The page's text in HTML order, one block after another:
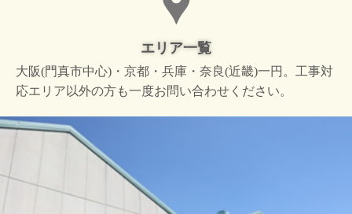
エリア一覧
大阪(門真市中心)・京都・兵庫・奈良(近畿)一円。工事対
応エリア以外の方も一度お問い合わせください。